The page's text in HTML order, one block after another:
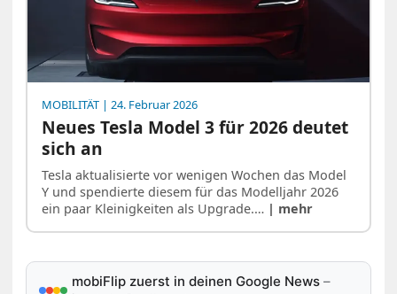
MOBILITÄT | 24. Februar 2026
Neues Tesla Model 3 für 2026 deutet
sich an
Tesla aktualisierte vor wenigen Wochen das Model
Y und spendierte diesem für das Modelljahr 2026
ein paar Kleinigkeiten als Upgrade.… | mehr
mobiFlip zuerst in deinen Google News –